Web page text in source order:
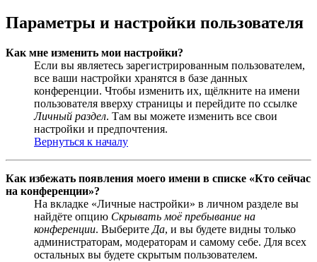
Параметры и настройки пользователя
Как мне изменить мои настройки?
Если вы являетесь зарегистрированным пользователем,
все ваши настройки хранятся в базе данных
конференции. Чтобы изменить их, щёлкните на имени
пользователя вверху страницы и перейдите по ссылке
Личный раздел. Там вы можете изменить все свои
настройки и предпочтения.
Вернуться к началу
Как избежать появления моего имени в списке «Кто сейчас
на конференции»?
На вкладке «Личные настройки» в личном разделе вы
найдёте опцию Скрывать моё пребывание на
конференции. Выберите Да, и вы будете видны только
администраторам, модераторам и самому себе. Для всех
остальных вы будете скрытым пользователем.